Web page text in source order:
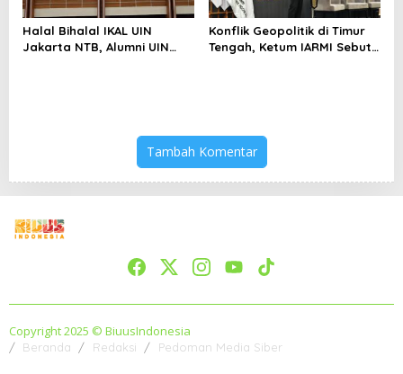
Halal Bihalal IKAL UIN
Jakarta NTB, Alumni UIN
Konflik Geopolitik di Timur
Tengah, Ketum IARMI Sebut
Tambah Komentar
Copyright 2025 © BiuusIndonesia
Beranda Redaksi Pedoman Media Siber